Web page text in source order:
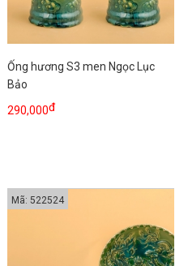
Ống hương S3 men Ngọc Lục
Bảo
290,000đ
Mã: 522524